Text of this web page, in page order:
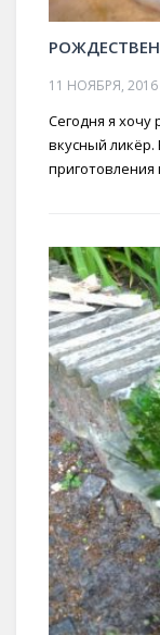
11 НОЯБРЯ, 2016
Сегодня я хочу
вкусный ликёр.
приготовления